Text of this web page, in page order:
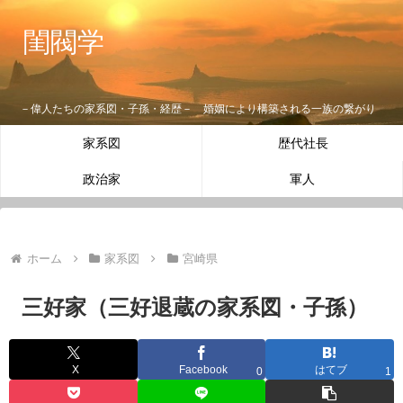
閨閥学
－偉人たちの家系図・子孫・経歴－ 婚姻により構築される一族の繋がり
家系図 歴代社長
政治家 軍人
ホーム 家系図 宮崎県
三好家（三好退蔵の家系図・子孫）
X Facebook 0 はてブ 1